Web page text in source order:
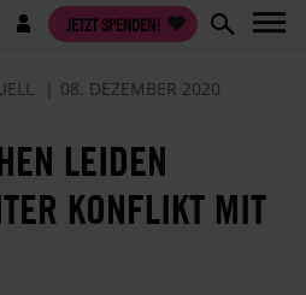
JETZT SPENDEN!
08. DEZEMBER 2020
LEIDEN
KONFLIKT MIT